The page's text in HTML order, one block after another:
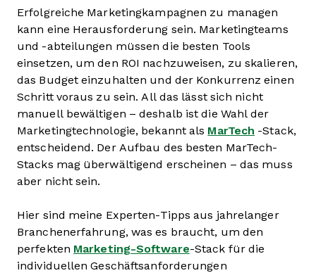
Erfolgreiche Marketingkampagnen zu managen
kann eine Herausforderung sein. Marketingteams
und -abteilungen müssen die besten Tools
einsetzen, um den ROI nachzuweisen, zu skalieren,
das Budget einzuhalten und der Konkurrenz einen
Schritt voraus zu sein. All das lässt sich nicht
manuell bewältigen – deshalb ist die Wahl der
Marketingtechnologie, bekannt als MarTech -Stack,
entscheidend. Der Aufbau des besten MarTech-
Stacks mag überwältigend erscheinen – das muss
aber nicht sein.
Hier sind meine Experten-Tipps aus jahrelanger
Branchenerfahrung, was es braucht, um den
perfekten Marketing-Software-Stack für die
individuellen Geschäftsanforderungen